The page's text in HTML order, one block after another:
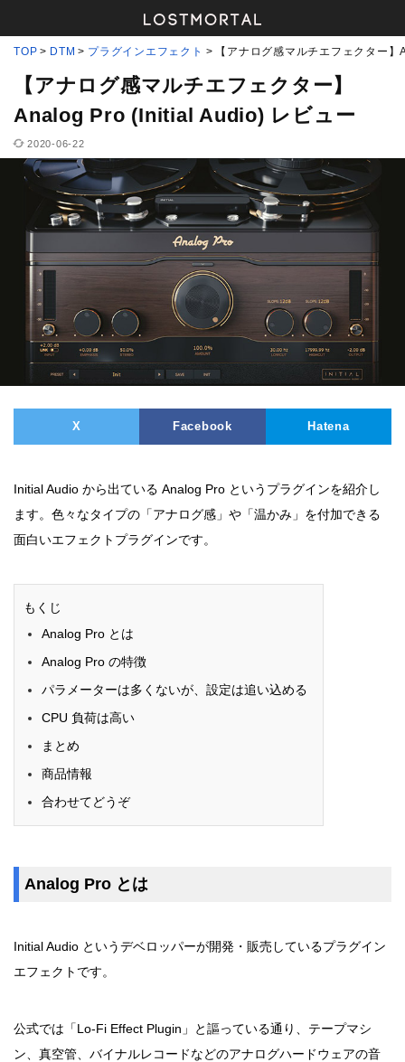
TOP DTM プラグインエフェクト 【アナログ感マルチエフェクター
【アナログ感マルチエフェクター】
Analog Pro (Initial Audio) レビュー
2020-06-22
X Facebook Hatena
Initial Audio から出ている Analog Pro というプラグインを紹介し
ます。色々なタイプの「アナログ感」や「温かみ」を付加できる
面白いエフェクトプラグインです。
もくじ
Analog Pro とは
Analog Pro の特徴
パラメーターは多くないが、設定は追い込める
CPU 負荷は高い
まとめ
商品情報
合わせてどうぞ
Analog Pro とは
Initial Audio というデベロッパーが開発・販売しているプラグイン
エフェクトです。
公式では「Lo-Fi Effect Plugin」と謳っている通り、テープマシ
ン、真空管、バイナルレコードなどのアナログハードウェアの音